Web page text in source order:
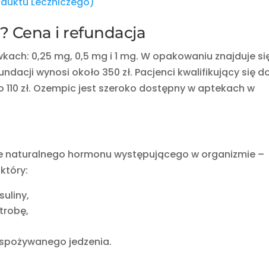
Cena i refundacja
0,25 mg, 0,5 mg i 1 mg. W opakowaniu znajduje
wynosi około 350 zł. Pacjenci kwalifikujący się
zł. Ozempic jest szeroko dostępny w aptekach w
naturalnego hormonu występującego w organizmie –
jedzenia.